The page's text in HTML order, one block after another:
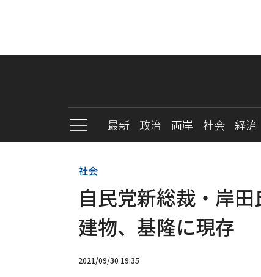
最新 政治 両岸 社会 経済
社会
自民党新総裁・岸
建物、基隆に現存
2021/09/30 19:35